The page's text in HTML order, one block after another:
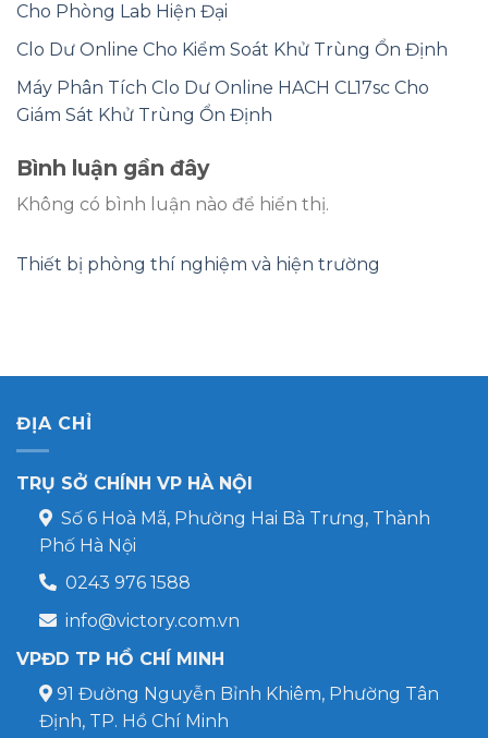
Cho Phòng Lab Hiện Đại
Clo Dư Online Cho Kiểm Soát Khử Trùng Ổn Định
Máy Phân Tích Clo Dư Online HACH CL17sc Cho
Giám Sát Khử Trùng Ổn Định
Bình luận gần đây
Không có bình luận nào để hiển thị.
Thiết bị phòng thí nghiệm và hiện trường
ĐỊA CHỈ
TRỤ SỞ CHÍNH VP HÀ NỘI
Số 6 Hoà Mã, Phường Hai Bà Trưng, Thành
Phố Hà Nội
0243 976 1588
info@victory.com.vn
VPĐD TP HỒ CHÍ MINH
91 Đường Nguyễn Bỉnh Khiêm, Phường Tân
Định, TP. Hồ Chí Minh